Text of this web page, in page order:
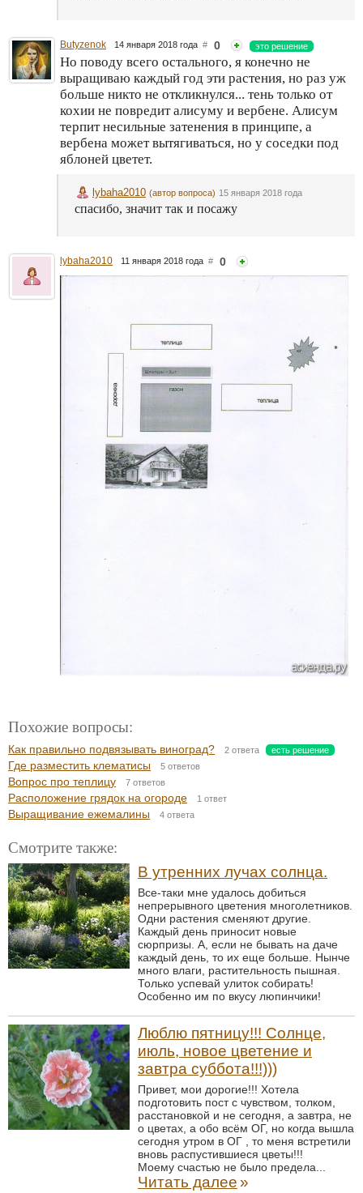
Butyzenok 14 января 2018 года # 0 это решение
Но поводу всего остального, я конечно не
выращиваю каждый год эти растения, но раз уж
больше никто не откликнулся... тень только от
кохии не повредит алисуму и вербене. Алисум
терпит несильные затенения в принципе, а
вербена может вытягиваться, но у соседки под
яблоней цветет.
lybaha2010 (автор вопроса) 15 января 2018 года
спасибо, значит так и посажу
lybaha2010 11 января 2018 года # 0
Похожие вопросы:
Как правильно подвязывать виноград? 2 ответа есть решение
Где разместить клематисы 5 ответов
Вопрос про теплицу 7 ответов
Расположение грядок на огороде 1 ответ
Выращивание ежемалины 4 ответа
Смотрите также:
В утренних лучах солнца.
Все-таки мне удалось добиться
непрерывного цветения многолетников.
Одни растения сменяют другие.
Каждый день приносит новые
сюрпризы. А, если не бывать на даче
каждый день, то их еще больше. Нынче
много влаги, растительность пышная.
Только успевай улиток собирать!
Особенно им по вкусу люпинчики!
Люблю пятницу!!! Солнце,
июль, новое цветение и
завтра суббота!!!)))
Привет, мои дорогие!!! Хотела
подготовить пост с чувством, толком,
расстановкой и не сегодня, а завтра, не
о цветах, а обо всём ОГ, но когда вышла
сегодня утром в ОГ , то меня встретили
вновь распустившиеся цветы!!!
Моему счастью не было предела...
Читать далее»